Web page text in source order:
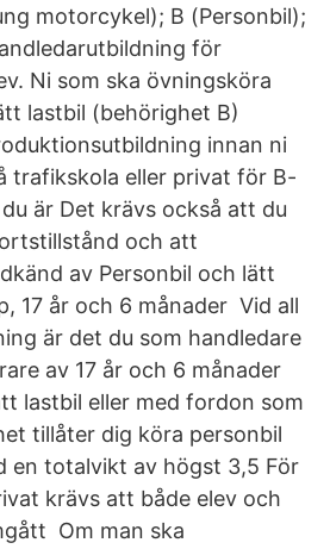
motorcykel); B (Personbil);
för
Ni som ska övningsköra
lastbil (behörighet B)
innan ni
trafikskola eller privat för B-
är Det krävs också att du
och att
av Personbil och lätt
17 år och 6 månader Vid all
är det du som handledare
av 17 år och 6 månader
lastbil eller med fordon som
tillåter dig köra personbil
en totalvikt av högst 3,5 För
krävs att både elev och
Om man ska